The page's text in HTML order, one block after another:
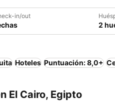
in/out
2
Hoteles Puntuación: 8,0+
El Cairo, Egipto